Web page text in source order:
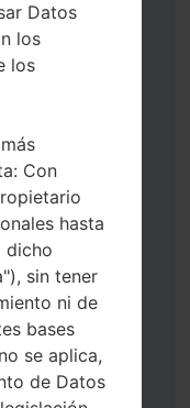
la
de Subir
las
volumen y
la
de Bajar
luego
de Bixby
la
de Subir
Datos
los
los
Con
hasta
dicho
sin tener
ni de
bases
se aplica,
de Datos